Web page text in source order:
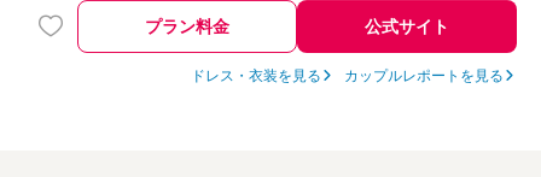
プラン料金 公式サイト
ドレス・衣装を見る カップルレポートを見る